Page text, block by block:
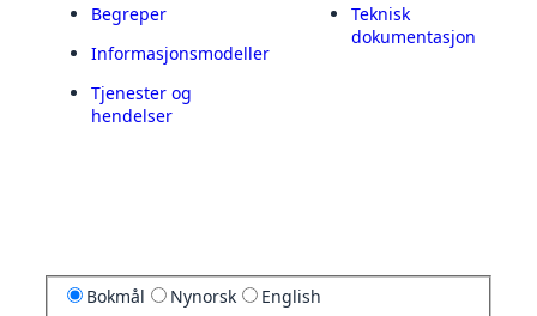
Begreper
Informasjonsmodeller
Tjenester og
hendelser
Teknisk
dokumentasjon
Bokmål Nynorsk English